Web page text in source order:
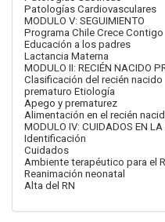
Patologías Cardiovasculares
MODULO V: SEGUIMIENTO
Programa Chile Crece Contigo
Educación a los padres
Lactancia Materna
MODULO II: RECIÉN NACIDO
Clasificación del recién nacido
prematuro Etiología
Apego y prematurez
Alimentación en el recién
MODULO IV: CUIDADOS EN
Identificación
Cuidados
Ambiente terapéutico para el
Reanimación neonatal
Alta del RN